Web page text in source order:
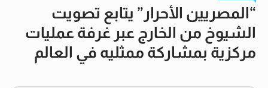
“المصريين الأحرار” يتابع تصويت
الشيوخ من الخارج عبر غرفة عمليات
مركزية بمشاركة ممثليه في العالم